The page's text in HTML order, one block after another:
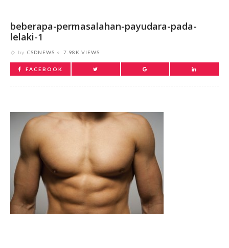
beberapa-permasalahan-payudara-pada-
lelaki-1
by CSDNEWS 7.98K VIEWS
FACEBOOK